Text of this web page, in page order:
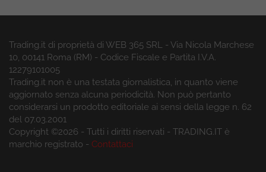
Trading.it di proprietà di WEB 365 SRL - Via Nicola Marchese
10, 00141 Roma (RM) - Codice Fiscale e Partita I.V.A.
12279101005
Trading.it non è una testata giornalistica, in quanto viene
aggiornato senza alcuna periodicità. Non può pertanto
considerarsi un prodotto editoriale ai sensi della legge n. 62
del 07.03.2001
Copyright ©2026 - Tutti i diritti riservati - TRADING.IT è
marchio registrato - Contattaci